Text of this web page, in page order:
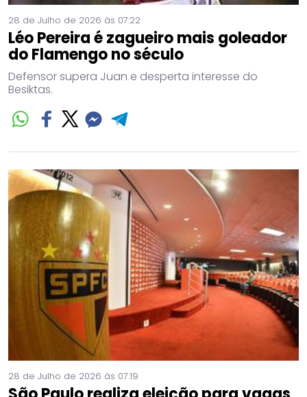
28 de Julho de 2026 às 07:22
Léo Pereira é zagueiro mais goleador
do Flamengo no século
Defensor supera Juan e desperta interesse do
Besiktas.
28 de Julho de 2026 às 07:19